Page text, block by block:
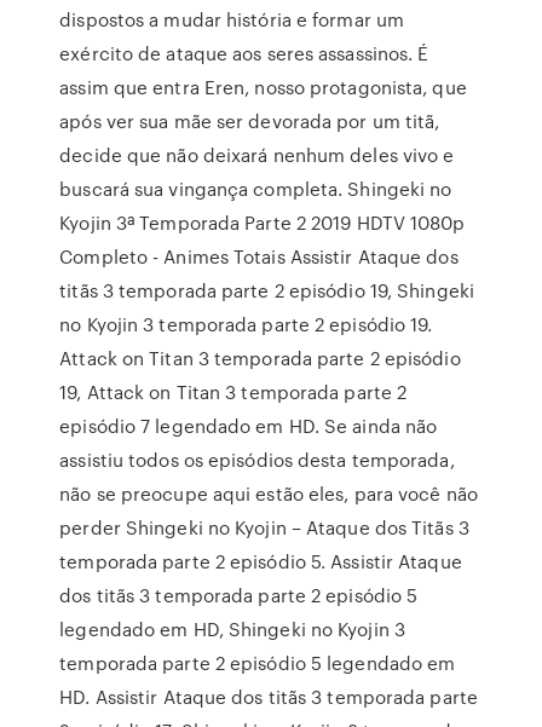
dispostos a mudar história e formar um
exército de ataque aos seres assassinos. É
assim que entra Eren, nosso protagonista, que
após ver sua mãe ser devorada por um titã,
decide que não deixará nenhum deles vivo e
buscará sua vingança completa. Shingeki no
Kyojin 3ª Temporada Parte 2 2019 HDTV 1080p
Completo - Animes Totais Assistir Ataque dos
titãs 3 temporada parte 2 episódio 19, Shingeki
no Kyojin 3 temporada parte 2 episódio 19.
Attack on Titan 3 temporada parte 2 episódio
19, Attack on Titan 3 temporada parte 2
episódio 7 legendado em HD. Se ainda não
assistiu todos os episódios desta temporada,
não se preocupe aqui estão eles, para você não
perder Shingeki no Kyojin – Ataque dos Titãs 3
temporada parte 2 episódio 5. Assistir Ataque
dos titãs 3 temporada parte 2 episódio 5
legendado em HD, Shingeki no Kyojin 3
temporada parte 2 episódio 5 legendado em
HD. Assistir Ataque dos titãs 3 temporada parte